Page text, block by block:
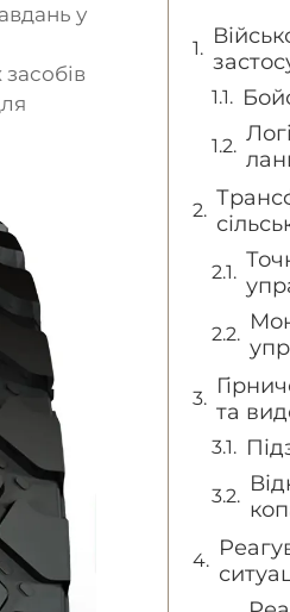
у
та